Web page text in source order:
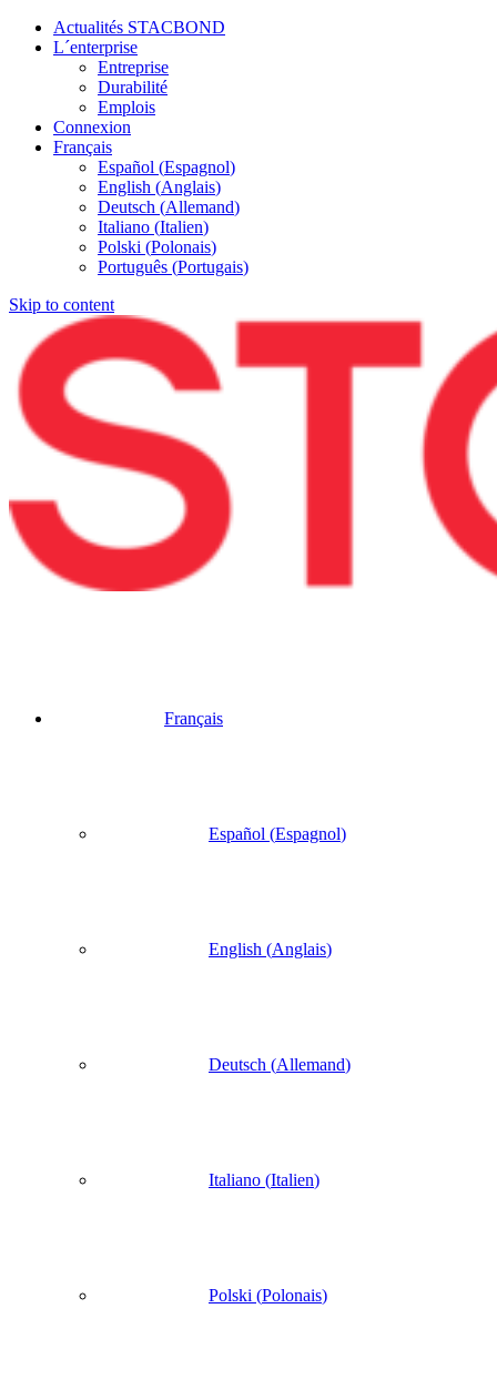
Actualités STACBOND
L´enterprise
Entreprise
Durabilité
Emplois
Connexion
Français
Español (Espagnol)
English (Anglais)
Deutsch (Allemand)
Italiano (Italien)
Polski (Polonais)
Português (Portugais)
Skip to content
Français
Español (Espagnol)
English (Anglais)
Deutsch (Allemand)
Italiano (Italien)
Polski (Polonais)